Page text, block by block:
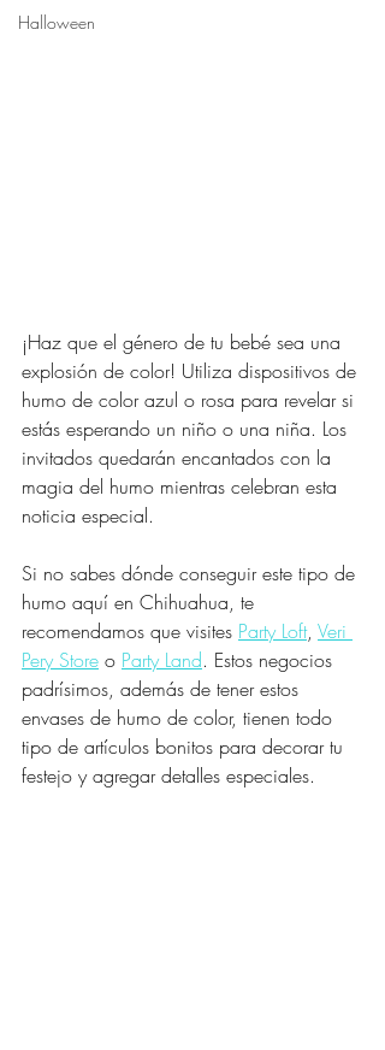
Halloween
¡Haz que el género de tu bebé sea una
explosión de color! Utiliza dispositivos de
humo de color azul o rosa para revelar si
estás esperando un niño o una niña. Los
invitados quedarán encantados con la
magia del humo mientras celebran esta
noticia especial.
Si no sabes dónde conseguir este tipo de
humo aquí en Chihuahua, te
recomendamos que visites Party Loft, Veri
Pery Store o Party Land. Estos negocios
padrísimos, además de tener estos
envases de humo de color, tienen todo
tipo de artículos bonitos para decorar tu
festejo y agregar detalles especiales.